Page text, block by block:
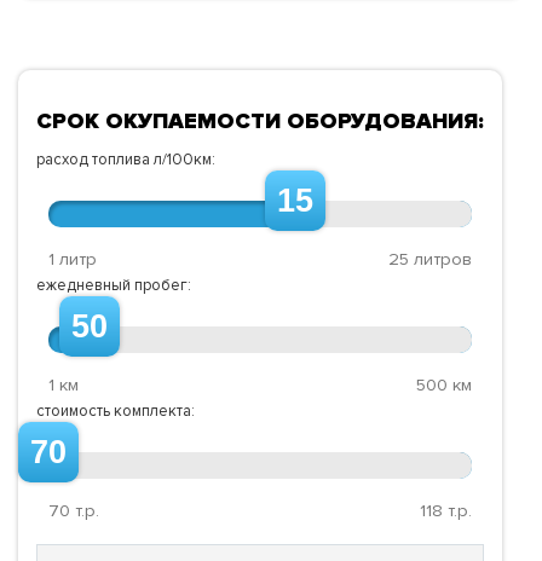
СРОК ОКУПАЕМОСТИ ОБОРУДОВАНИЯ:
расход топлива л/100км:
15
1 литр 25 литров
ежедневный пробег:
50
1 км 500 км
стоимость комплекта:
70
70 т.р. 118 т.р.